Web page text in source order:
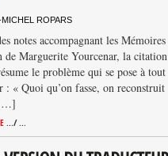
ROPARS
notes accompagnant les Mémoires
de Marguerite Yourcenar, la citation
le problème qui se pose à tout
: « Quoi qu’on fasse, on reconstruit
.../ ...